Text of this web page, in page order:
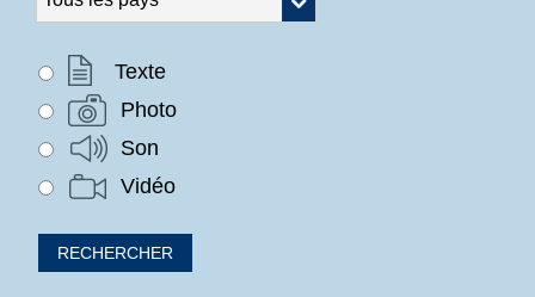
Texte
Photo
Son
Vidéo